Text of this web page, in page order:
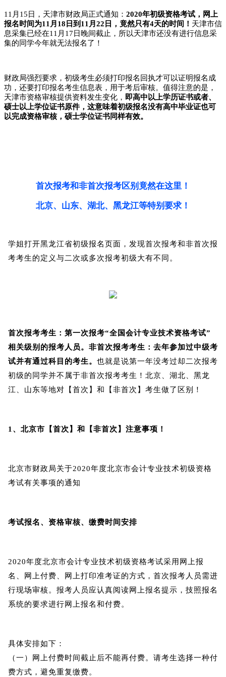
11月15日，天津市财政局正式通知： 2020年初级资格考试，网上
报名时间为11月18日到11月22日，竟然只有4天的时间！ 天津市信
息采集已经在11月17日晚间截止，所以天津市还没有进行信息采
集的同学今年就无法报名了！
财政局强烈要求，初级考生必须打印报名回执才可以证明报名成
功，还要打印报名考生信息表，用于考后审核。值得注意的是，
天津市资格审核提供资料发生变化， 即高中以上学历证书或者、
硕士以上学位证书原件，这意味着初级报名没有高中毕业证也可
以完成资格审核，硕士学位证书同样有效。
首次报考和非首次报考区别竟然在这里！
北京、山东、湖北、黑龙江等特别要求！
学姐打开黑龙江省初级报名页面，发现首次报考和非首次报
考考生的定义与二次或多次报考初级大有不同。
首次报考考生： 第一次报考“全国会计专业技术资格考试”
相关级别的报考人员。 非首次报考考生： 去年参加过中级考
试并有通过科目的考生。 也就是说第一年没考过却二次报考
初级的同学并不属于非首次报考考生！ 北京、湖北、黑龙
江、山东等地对【首次】和【非首次】考生做了区别！
1、 北京市【首次】和【非首次】注意事项！
北京市财政局关于2020年度北京市会计专业技术初级资格
考试有关事项的通知
考试报名、资格审核、缴费时间安排
2020年度北京市会计专业技术初级资格考试采用网上报
名、网上付费、网上打印准考证的方式，首次报考人员需进
行现场审核。报考人员应认真阅读网上报名提示，技照报名
系统的要求进行网上报名和付费。
具体安排如下：
（一）网上付费时间截止后不能再付费。请考生选择一种付
费方式，避免重复缴费。